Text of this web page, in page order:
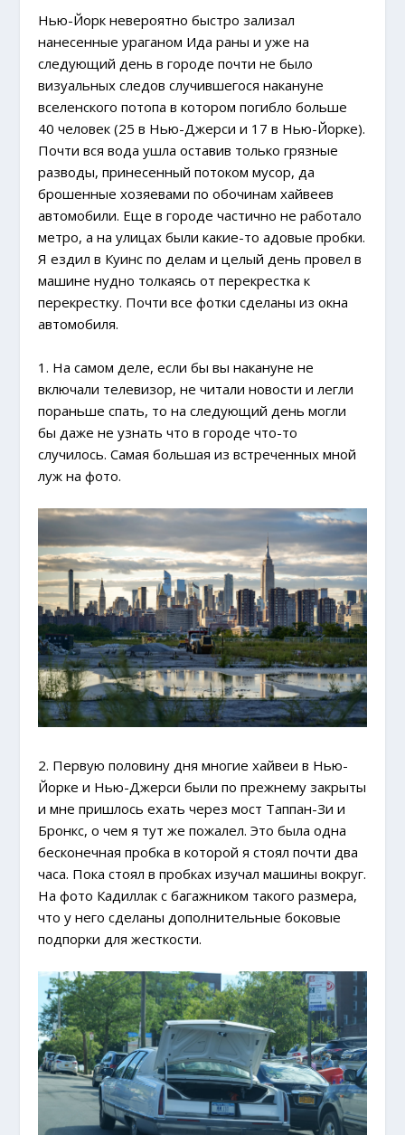
Нью-Йорк невероятно быстро зализал
нанесенные ураганом Ида раны и уже на
следующий день в городе почти не было
визуальных следов случившегося накануне
вселенского потопа в котором погибло больше
40 человек (25 в Нью-Джерси и 17 в Нью-Йорке).
Почти вся вода ушла оставив только грязные
разводы, принесенный потоком мусор, да
брошенные хозяевами по обочинам хайвеев
автомобили. Еще в городе частично не работало
метро, а на улицах были какие-то адовые пробки.
Я ездил в Куинс по делам и целый день провел в
машине нудно толкаясь от перекрестка к
перекрестку. Почти все фотки сделаны из окна
автомобиля.
1. На самом деле, если бы вы накануне не
включали телевизор, не читали новости и легли
пораньше спать, то на следующий день могли
бы даже не узнать что в городе что-то
случилось. Самая большая из встреченных мной
луж на фото.
2. Первую половину дня многие хайвеи в Нью-
Йорке и Нью-Джерси были по прежнему закрыты
и мне пришлось ехать через мост Таппан-Зи и
Бронкс, о чем я тут же пожалел. Это была одна
бесконечная пробка в которой я стоял почти два
часа. Пока стоял в пробках изучал машины вокруг.
На фото Кадиллак с багажником такого размера,
что у него сделаны дополнительные боковые
подпорки для жесткости.